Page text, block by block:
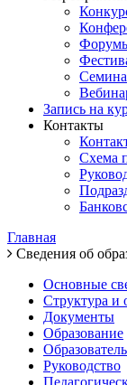
Запись на
Контакты
Схема
Главная
Сведения об
Основные
Структура и
Документы
Образование
Руководство